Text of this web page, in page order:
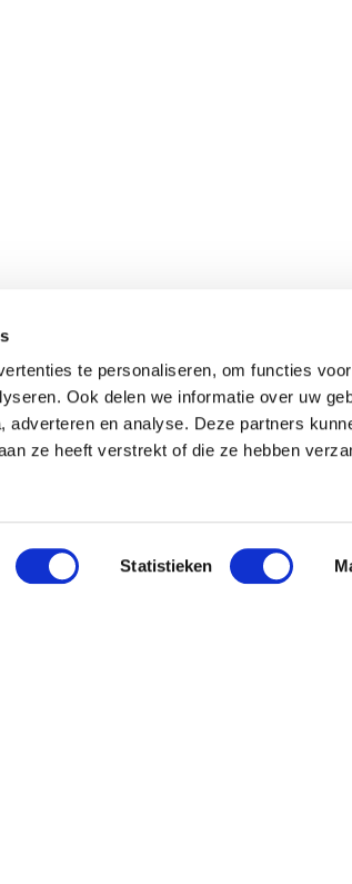
te personaliseren, om functies
Ook delen we informatie over uw
en analyse. Deze partners
ze heeft verstrekt of die ze hebben
Statistieken